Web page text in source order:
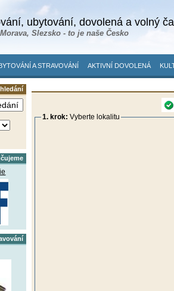
ubytování, dovolená a volný
Slezsko - to je naše Česko
A STRAVOVÁNÍ AKTIVNÍ DOVOLENÁ
1. krok: Vyberte lokalitu